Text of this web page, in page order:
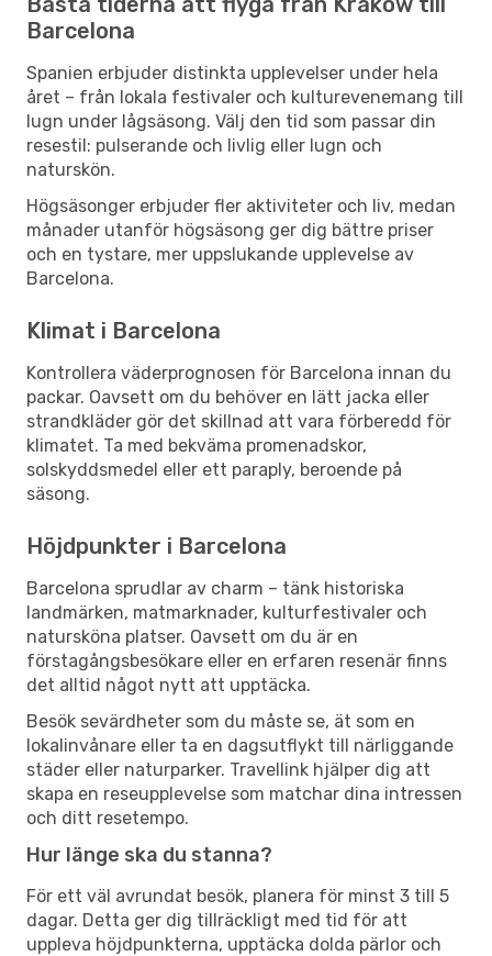
Barcelona
Spanien erbjuder distinkta upplevelser under hela
året – från lokala festivaler och kulturevenemang till
lugn under lågsäsong. Välj den tid som passar din
resestil: pulserande och livlig eller lugn och
naturskön.
Högsäsonger erbjuder fler aktiviteter och liv, medan
månader utanför högsäsong ger dig bättre priser
och en tystare, mer uppslukande upplevelse av
Barcelona.
Klimat i Barcelona
Kontrollera väderprognosen för Barcelona innan du
packar. Oavsett om du behöver en lätt jacka eller
strandkläder gör det skillnad att vara förberedd för
klimatet. Ta med bekväma promenadskor,
solskyddsmedel eller ett paraply, beroende på
säsong.
Höjdpunkter i Barcelona
Barcelona sprudlar av charm – tänk historiska
landmärken, matmarknader, kulturfestivaler och
natursköna platser. Oavsett om du är en
förstagångsbesökare eller en erfaren resenär finns
det alltid något nytt att upptäcka.
Besök sevärdheter som du måste se, ät som en
lokalinvånare eller ta en dagsutflykt till närliggande
städer eller naturparker. Travellink hjälper dig att
skapa en reseupplevelse som matchar dina intressen
och ditt resetempo.
Hur länge ska du stanna?
För ett väl avrundat besök, planera för minst 3 till 5
dagar. Detta ger dig tillräckligt med tid för att
uppleva höjdpunkterna, upptäcka dolda pärlor och